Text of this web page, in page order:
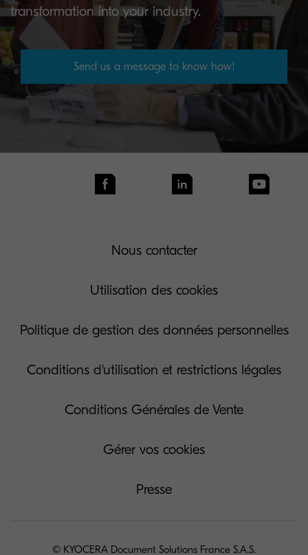
transformation into your industry.
Send us a message to know how!
Nous contacter
Utilisation des cookies
Politique de gestion des données personnelles
Conditions d'utilisation et restrictions légales
Conditions Générales de Vente
Gérer vos cookies
Presse
© KYOCERA Document Solutions France S.A.S.